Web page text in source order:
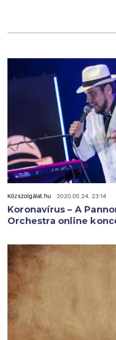
Közszolgálat.hu 2020.05.24. 23:14
Koronavírus – A
Orchestra online